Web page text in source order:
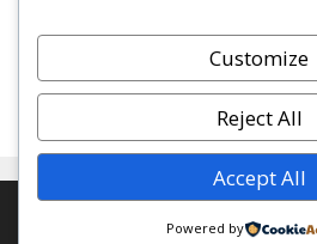
31
« Jul
© 2026 SMP Negeri 1 Margasari
Customize
Reject All
Accept All
Powered by